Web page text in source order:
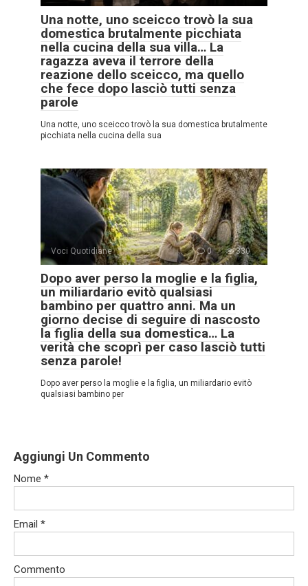
Una notte, uno sceicco trovò la sua
domestica brutalmente picchiata
nella cucina della sua villa… La
ragazza aveva il terrore della
reazione dello sceicco, ma quello
che fece dopo lasciò tutti senza
parole
Una notte, uno sceicco trovò la sua domestica brutalmente
picchiata nella cucina della sua
Voci Quotidiane 0 330
Dopo aver perso la moglie e la figlia,
un miliardario evitò qualsiasi
bambino per quattro anni. Ma un
giorno decise di seguire di nascosto
la figlia della sua domestica… La
verità che scoprì per caso lasciò tutti
senza parole!
Dopo aver perso la moglie e la figlia, un miliardario evitò
qualsiasi bambino per
Aggiungi Un Commento
Nome *
Email *
Commento